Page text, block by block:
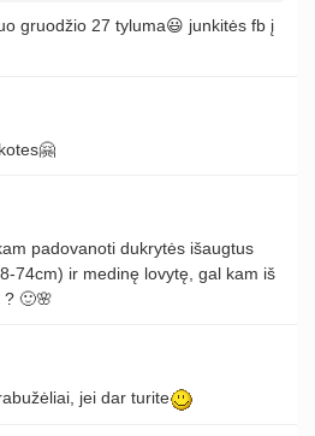
gruodžio 27 tyluma😃 junkitės fb į
padovanoti dukrytės išaugtus
74cm) ir medinę lovytę, gal kam iš
🙂🌸
jei dar turite